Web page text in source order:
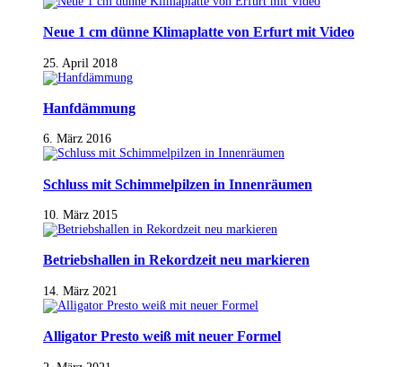
Neue 1 cm dünne Klimaplatte von Erfurt mit Video
25. April 2018
Hanfdämmung
6. März 2016
Schluss mit Schimmelpilzen in Innenräumen
10. März 2015
Betriebshallen in Rekordzeit neu markieren
14. März 2021
Alligator Presto weiß mit neuer Formel